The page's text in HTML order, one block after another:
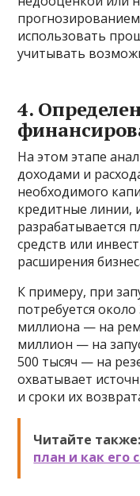
использовать
учитывать
4.
На этом этапе
доходами и
необходимого
кредитные линии,
разрабатывается
средств или
расширения
К примеру, при
потребуется
миллиона — на
миллион — на
500 тысяч — на
охватывает
и сроки их
Читайте также:
план и как его